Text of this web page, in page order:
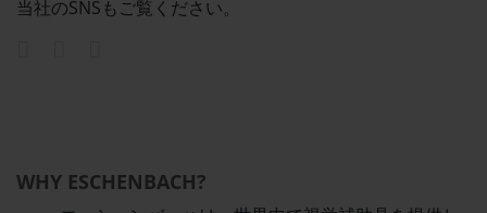
当社のSNSもご覧ください。
WHY ESCHENBACH?